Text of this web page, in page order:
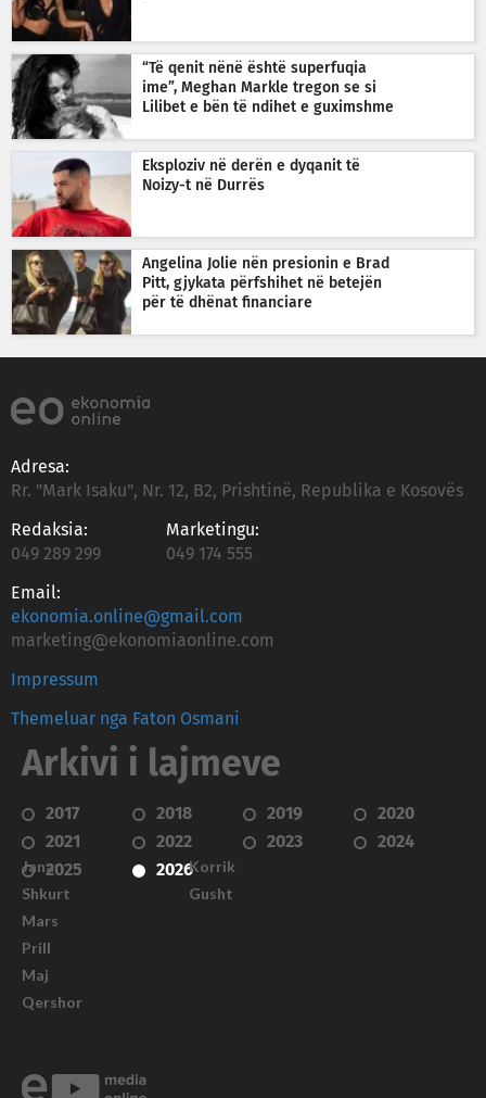
“Të qenit nënë është superfuqia
ime”, Meghan Markle tregon se si
Lilibet e bën të ndihet e guximshme
Eksploziv në derën e dyqanit të
Noizy-t në Durrës
Angelina Jolie nën presionin e Brad
Pitt, gjykata përfshihet në betejën
për të dhënat financiare
Adresa:
Rr. "Mark Isaku", Nr. 12, B2, Prishtinë, Republika e Kosovës
Redaksia:
049 289 299
Marketingu:
049 174 555
Email:
ekonomia.online@gmail.com
marketing@ekonomiaonline.com
Impressum
Themeluar nga Faton Osmani
Arkivi i lajmeve
2017 2018 2019
2020
2021
2022 2023
2024
2025
2026
Janar
Shkurt
Mars
Prill
Maj
Qershor
Korrik
Gusht